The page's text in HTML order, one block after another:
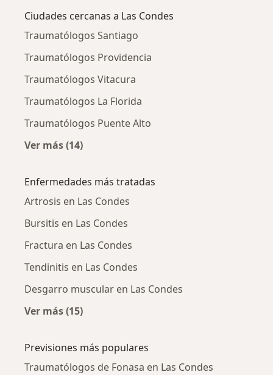
Ciudades cercanas a Las Condes
Traumatólogos Santiago
Traumatólogos Providencia
Traumatólogos Vitacura
Traumatólogos La Florida
Traumatólogos Puente Alto
Ver más (14)
Enfermedades más tratadas
Artrosis en Las Condes
Bursitis en Las Condes
Fractura en Las Condes
Tendinitis en Las Condes
Desgarro muscular en Las Condes
Ver más (15)
Previsiones más populares
Traumatólogos de Fonasa en Las Condes